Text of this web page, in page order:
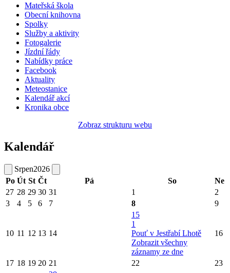
Mateřská škola
Obecní knihovna
Spolky
Služby a aktivity
Fotogalerie
Jízdní řády
Nabídky práce
Facebook
Aktuality
Meteostanice
Kalendář akcí
Kronika obce
Zobraz strukturu webu
Kalendář
Srpen2026
Po Út St Čt Pá So
Ne
27 28 29 30 31 1
2
3
4 5 6 7 8 9
10 11 12 13 14
15
1
Pouť v Jestřabí Lhotě
Zobrazit všechny
záznamy ze dne
16
17 18 19 20 21 22 23